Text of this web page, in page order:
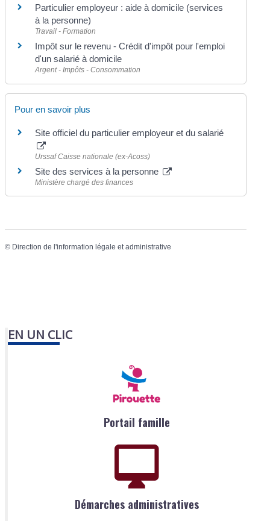
Particulier employeur : aide à domicile (services
à la personne)
Travail - Formation
Impôt sur le revenu - Crédit d'impôt pour l'emploi
d'un salarié à domicile
Argent - Impôts - Consommation
Pour en savoir plus
Site officiel du particulier employeur et du salarié
Urssaf Caisse nationale (ex-Acoss)
Site des services à la personne
Ministère chargé des finances
© Direction de l'information légale et administrative
EN UN CLIC
Portail famille
Démarches administratives